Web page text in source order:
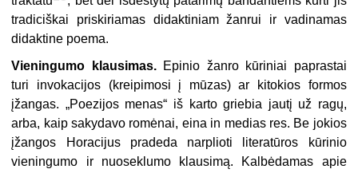
tradiciškai priskiriamas didaktiniam žanrui ir vadinamas
didaktine poema.
Vieningumo klausimas.Epinio žanro kūriniai paprastai
turi invokacijos (kreipimosi į mūzas) ar kitokios formos
įžangas. „Poezijos menas“ iš karto griebia jautį už ragų,
arba, kaip sakydavo romėnai, eina in medias res. Be jokios
įžangos Horacijus pradeda narplioti literatūros kūrinio
vieningumo ir nuoseklumo klausimą. Kalbėdamas apie